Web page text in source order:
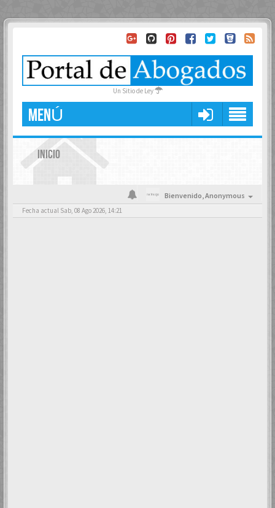
Un Sitio de Ley
MENÚ
INICIO
Bienvenido,Anonymous
Fecha actual Sab, 08 Ago 2026, 14:21